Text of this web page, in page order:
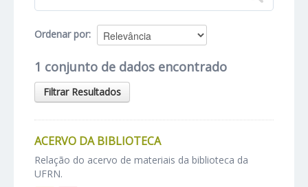
Ordenar por
1 conjunto de dados encontrado
Filtrar Resultados
ACERVO DA BIBLIOTECA
Relação do acervo de materiais da biblioteca da
UFRN.